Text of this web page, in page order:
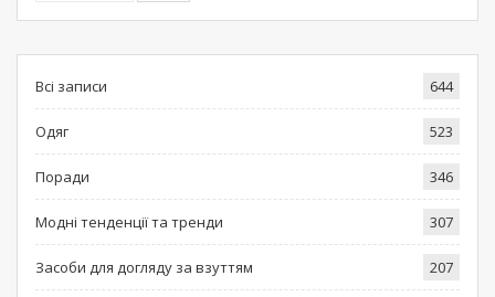
Всі записи 644
Одяг 523
Поради 346
Модні тенденції та тренди 307
Засоби для догляду за взуттям 207